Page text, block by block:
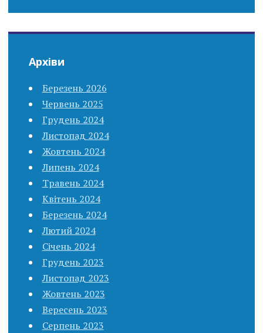
Архіви
Березень 2026
Червень 2025
Грудень 2024
Листопад 2024
Жовтень 2024
Липень 2024
Травень 2024
Квітень 2024
Березень 2024
Лютий 2024
Січень 2024
Грудень 2023
Листопад 2023
Жовтень 2023
Вересень 2023
Серпень 2023